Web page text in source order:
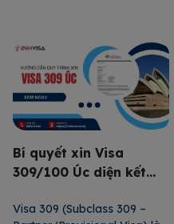
sơ, giấy tờ cũng như điều
kiện kinh tế. Đương đơn cần
hiểu rõ quy trình để tối ưu
hóa […]
Bí quyết xin Visa
309/100 Úc diện kết
Visa 309 (Subclass 309 –